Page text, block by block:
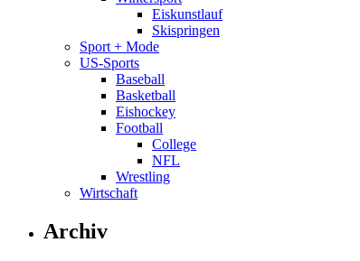
Eiskunstlauf
Skispringen
Sport + Mode
US-Sports
Baseball
Basketball
Eishockey
Football
College
NFL
Wrestling
Wirtschaft
Archiv